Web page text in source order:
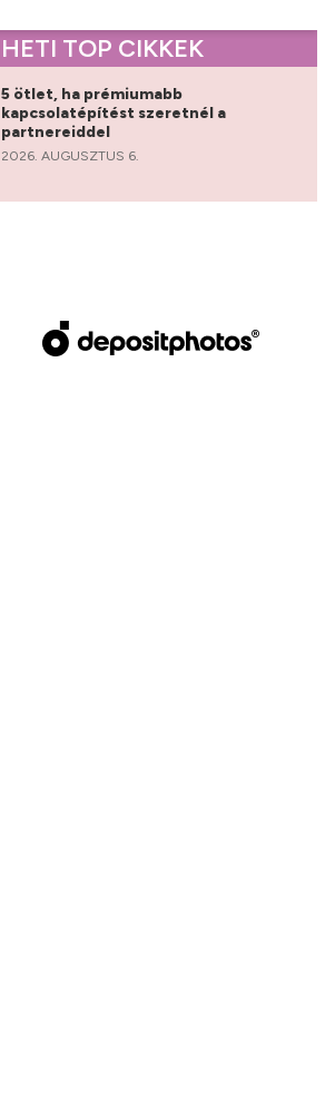
HETI TOP CIKKEK
5 ötlet, ha prémiumabb
kapcsolatépítést szeretnél a
partnereiddel
2026. AUGUSZTUS 6.